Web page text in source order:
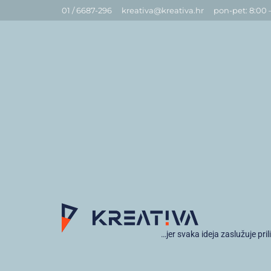
01 / 6687-296 kreativa@kreativa.hr pon-pet: 8:00
…jer svaka ideja zaslužuje